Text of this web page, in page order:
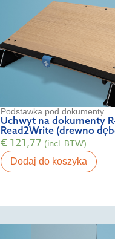
Podstawka pod dokumenty
Uchwyt na dokumenty
Read2Write (drewno
€121,77 (incl. BTW)
Dodaj do koszyka